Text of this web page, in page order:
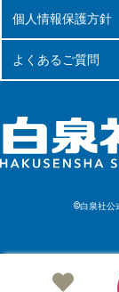
個人情報保護方針
よくあるご質問
©白泉社公